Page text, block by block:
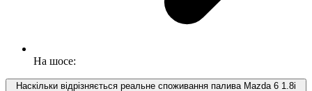
На шосе:
Наскільки відрізняється реальне споживання палива Mazda 6 1.8i